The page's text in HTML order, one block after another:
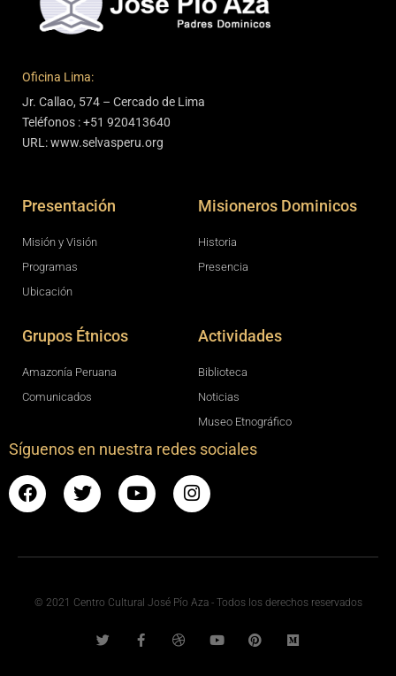
Oficina Lima:
Jr. Callao, 574 – Cercado de Lima
Teléfonos : +51 920413640
URL: www.selvasperu.org
Presentación
Misión y Visión
Programas
Ubicación
Misioneros Dominicos
Historia
Presencia
Grupos Étnicos
Amazonía Peruana
Comunicados
Actividades
Biblioteca
Noticias
Museo Etnográfico
Síguenos en nuestra redes sociales
© 2021 Centro Cultural José Pío Aza - Todos los derechos reservados